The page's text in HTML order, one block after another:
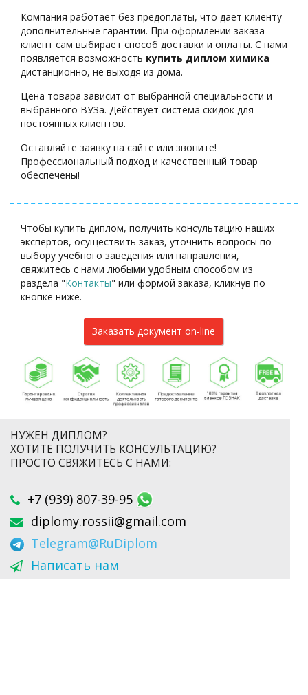
Компания работает без предоплаты, что дает клиенту
дополнительные гарантии. При оформлении заказа
клиент сам выбирает способ доставки и оплаты. С нами
появляется возможность купить диплом химика
дистанционно, не выходя из дома.
Цена товара зависит от выбранной специальности и
выбранного ВУЗа. Действует система скидок для
постоянных клиентов.
Оставляйте заявку на сайте или звоните!
Профессиональный подход и качественный товар
обеспечены!
Чтобы купить диплом, получить консультацию наших
экспертов, осуществить заказ, уточнить вопросы по
выбору учебного заведения или направления,
свяжитесь с нами любыми удобным способом из
раздела "Контакты" или формой заказа, кликнув по
кнопке ниже.
Заказать документ on-line
НУЖЕН ДИПЛОМ?
ХОТИТЕ ПОЛУЧИТЬ КОНСУЛЬТАЦИЮ?
ПРОСТО СВЯЖИТЕСЬ С НАМИ:
+7 (939) 807-39-95
diplomy.rossii@gmail.com
Telegram@RuDiplom
Написать нам